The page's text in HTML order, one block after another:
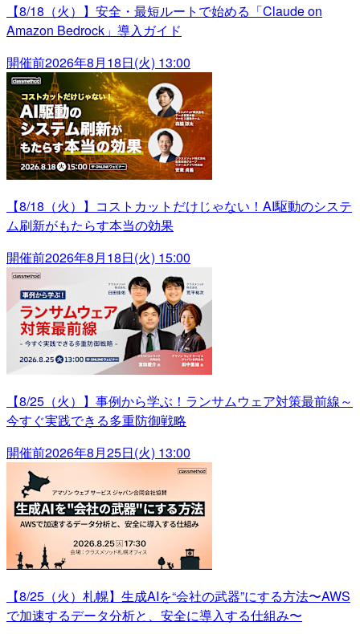
【8/18（火）】安全・最短ルートで始める「Claude on
Amazon Bedrock」導入ガイド
開催前2026年8月18日(火) 13:00
【8/18（火）】コストカットだけじゃない！AI駆動のシステ
ム刷新がもたらす本当の効果
開催前2026年8月18日(火) 15:00
【8/25（火）】事例から学ぶ！ランサムウェア対策最前線～
今すぐ実践できる多重防御戦略
開催前2026年8月25日(火) 13:00
【8/25（火）札幌】生成AIを“会社の武器”にする方法〜AWS
で加速するデータ分析と、安全に導入する仕組み〜